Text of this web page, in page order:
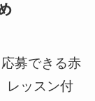
募できる赤
レッスン付